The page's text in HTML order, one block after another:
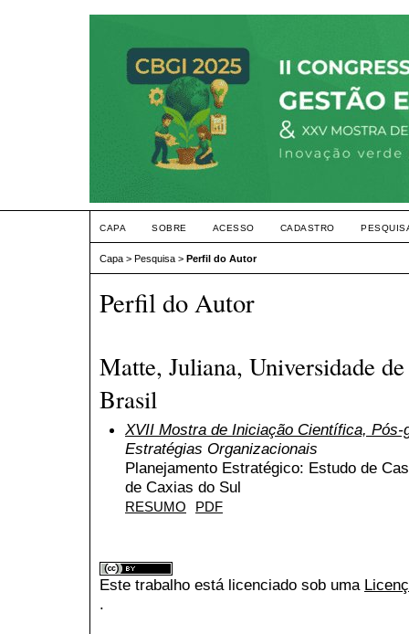
CAPA SOBRE ACESSO CADASTRO
Capa > Pesquisa > Perfil do Autor
Perfil do Autor
Matte, Juliana, Universidade
Brasil
XVII Mostra de Iniciação Científica,
Estratégias Organizacionais
Planejamento Estratégico: Estudo de
de Caxias do Sul
RESUMO PDF
Este trabalho está licenciado sob uma
.